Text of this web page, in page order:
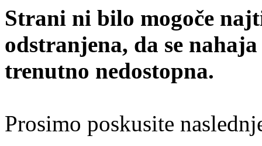
Strani ni bilo mogoče
odstranjena, da se
trenutno nedostopna.
Prosimo poskusite